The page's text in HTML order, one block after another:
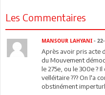
Les Commentaires
MANSOUR LAHYANI -
Après avoir pris acte
du Mouvement
le 275e, ou le 300e ?
velléitaire ??? On l'a
obstinément